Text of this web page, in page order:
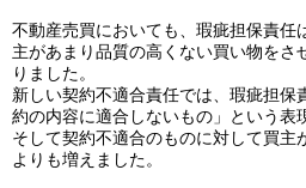
不動産売買においても、瑕疵担保責任
主があまり品質の高くない買い物をさ
りました。
新しい契約不適合責任では、瑕疵担保
約の内容に適合しないもの」という表
そして契約不適合のものに対して買主
よりも増えました。